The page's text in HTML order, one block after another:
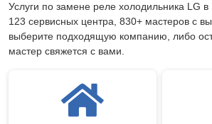
Услуги по замене реле холодильника LG
123 сервисных центра, 830+ мастеров с
выберите подходящую компанию, либо
мастер свяжется с вами.